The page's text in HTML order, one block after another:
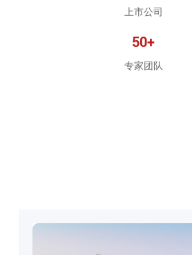
上市公司
50+
专家团队